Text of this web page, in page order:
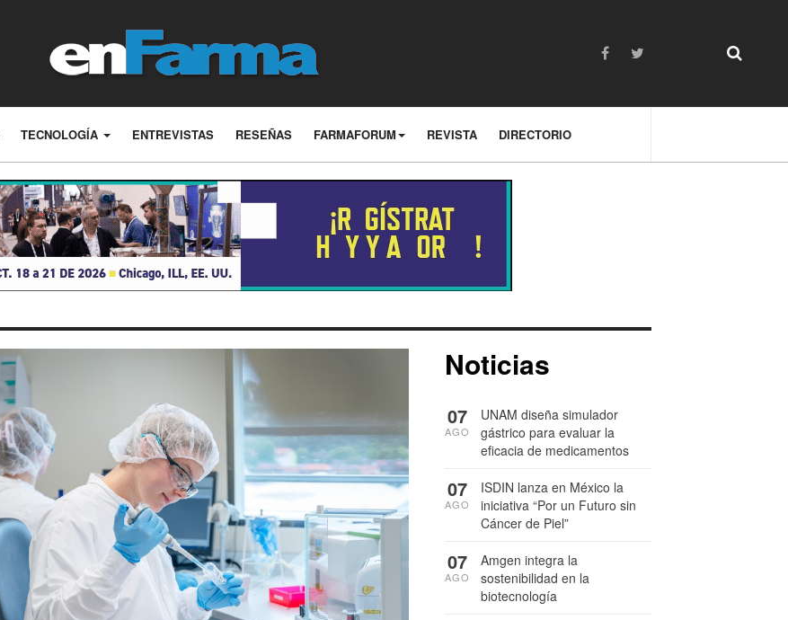
TECNOLOGÍA ENTREVISTAS RESEÑAS FARMAFORUM REVISTA DIRECTORIO
Noticias
UNAM diseña simulador
gástrico para evaluar la
eficacia de medicamentos
07
AGO
ISDIN lanza en México la
iniciativa “Por un Futuro sin
Cáncer de Piel”
07
AGO
Amgen integra la
sostenibilidad en la
biotecnología
07
AGO